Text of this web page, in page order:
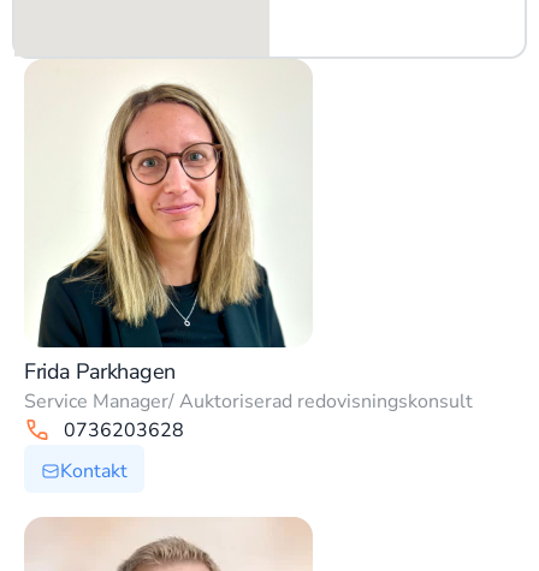
Frida Parkhagen
Service Manager/ Auktoriserad redovisningskonsult
0736203628
Kontakt